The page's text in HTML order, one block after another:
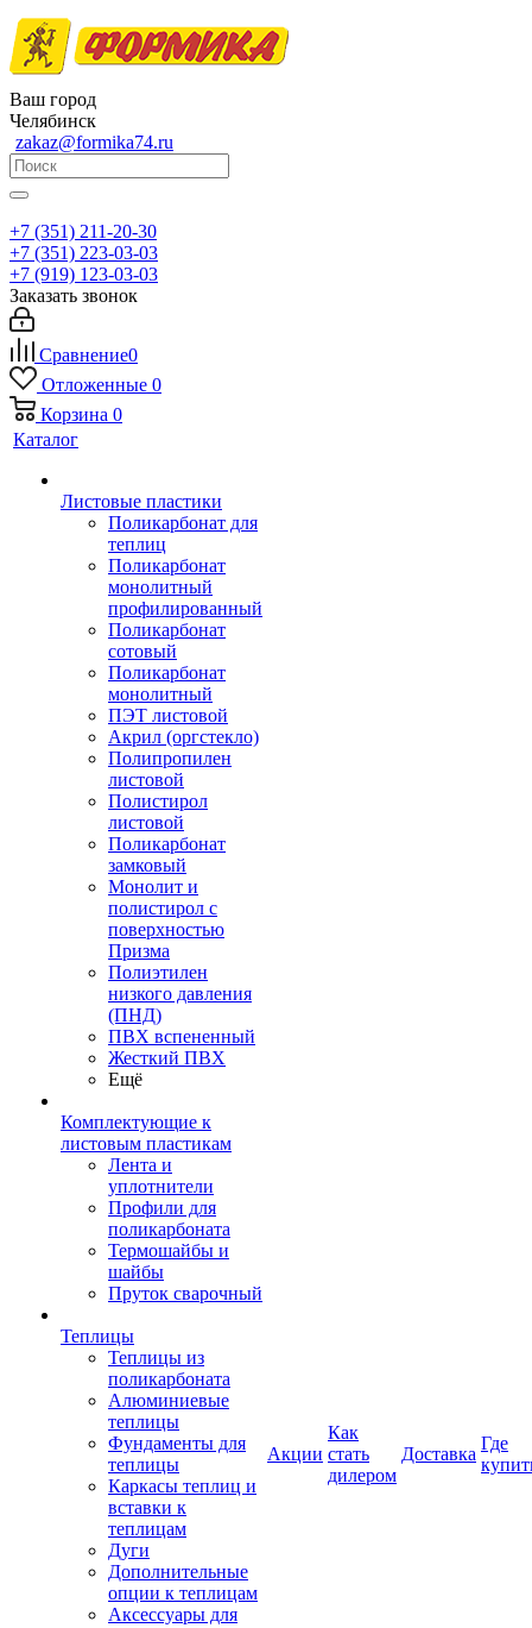
Ваш город
Челябинск
zakaz@formika74.ru
+7 (351) 211-20-30
+7 (351) 223-03-03
+7 (919) 123-03-03
Заказать звонок
Сравнение0
Отложенные 0
Корзина 0
Каталог
Листовые пластики
Поликарбонат для
теплиц
Поликарбонат
монолитный
профилированный
Поликарбонат
сотовый
Поликарбонат
монолитный
ПЭТ листовой
Акрил (оргстекло)
Полипропилен
листовой
Полистирол
листовой
Поликарбонат
замковый
Монолит и
полистирол с
поверхностью
Призма
Полиэтилен
низкого давления
(ПНД)
ПВХ вспененный
Жесткий ПВХ
Ещё
Комплектующие к
листовым пластикам
Лента и
уплотнители
Профили для
поликарбоната
Термошайбы и
шайбы
Пруток сварочный
Теплицы
Теплицы из
поликарбоната
Алюминиевые
теплицы
Фундаменты для
теплицы
Каркасы теплиц и
вставки к
теплицам
Дуги
Дополнительные
опции к теплицам
Аксессуары для
Акции
Как
стать
дилером
Доставка
Где